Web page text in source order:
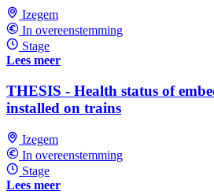
Izegem
In overeenstemming
Stage
Lees meer
THESIS - Health status of
installed on trains
Izegem
In overeenstemming
Stage
Lees meer